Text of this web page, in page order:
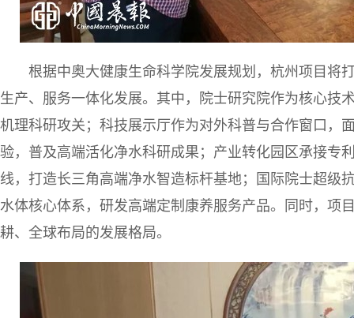
根据中奥大健康生命科学院发展规划，杭州项目将
生产、服务一体化发展。其中，院士研究院作为核心技
机理科研攻关；科技展示厅作为对外科普与合作窗口，
验，普及高端活化净水科研成果；产业转化园区承接专
线，打造长三角高端净水智造标杆基地；国际院士超级
水体核心体系，研发高端定制康养服务产品。同时，项
耕、全球布局的发展格局。